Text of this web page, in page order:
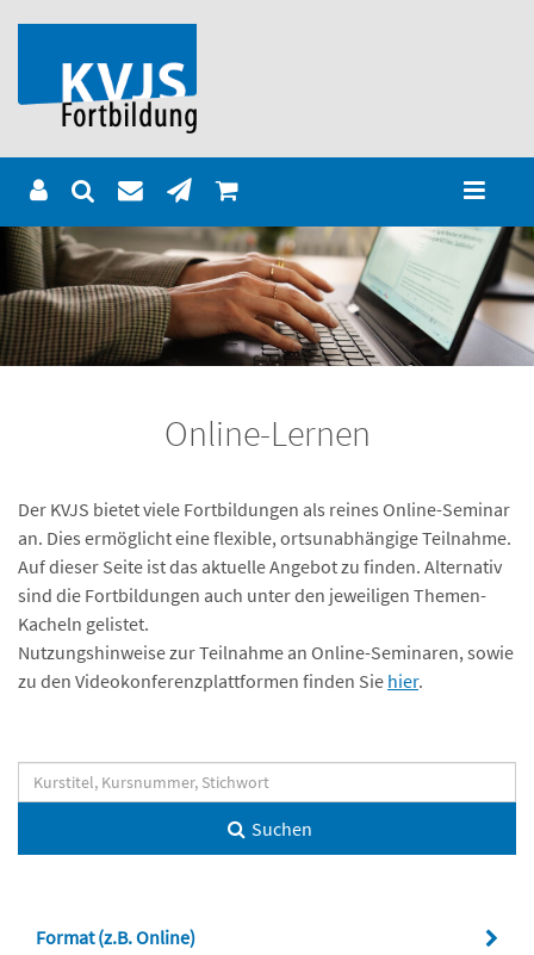
Online-Lernen
Der KVJS bietet viele Fortbildungen als reines Online-Seminar
an. Dies ermöglicht eine flexible, ortsunabhängige Teilnahme.
Auf dieser Seite ist das aktuelle Angebot zu finden. Alternativ
sind die Fortbildungen auch unter den jeweiligen Themen-
Kacheln gelistet.
Nutzungshinweise zur Teilnahme an Online-Seminaren, sowie
zu den Videokonferenzplattformen finden Sie hier.
Suchen
Format (z.B. Online)